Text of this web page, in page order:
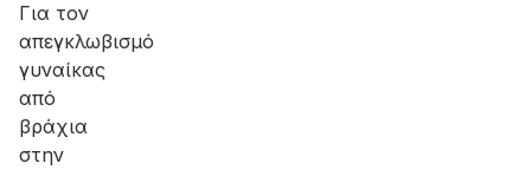
Για τον
απεγκλωβισμό
γυναίκας
από
βράχια
στην